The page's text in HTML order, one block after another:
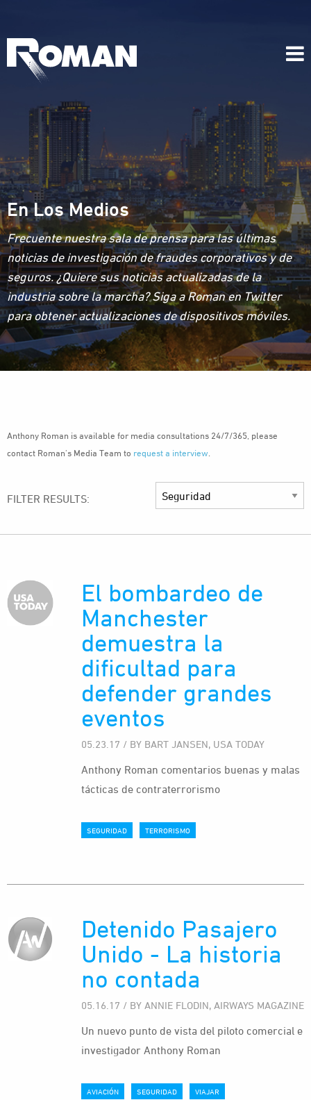
En Los Medios
Frecuente nuestra sala de prensa para las últimas
noticias de investigación de fraudes corporativos y de
seguros. ¿Quiere sus noticias actualizadas de la
industria sobre la marcha? Siga a Roman en Twitter
para obtener actualizaciones de dispositivos móviles.
Anthony Roman is available for media consultations 24/7/365, please
contact Roman's Media Team to request a interview
FILTER RESULTS:
El bombardeo de
Manchester
demuestra la
dificultad para
defender grandes
eventos
05.23.17 / BY BART JANSEN, USA TODAY
Anthony Roman comentarios buenas y malas
tácticas de contraterrorismo
SEGURIDAD TERRORISMO
Detenido Pasajero
Unido - La historia
no contada
05.16.17 / BY ANNIE FLODIN, AIRWAYS MAGAZINE
Un nuevo punto de vista del piloto comercial e
investigador Anthony Roman
AVIACIÓN SEGURIDAD VIAJAR